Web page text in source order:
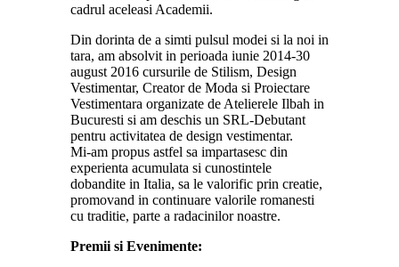
cadrul aceleasi Academii.
Din dorinta de a simti pulsul modei si la noi in
tara, am absolvit in perioada iunie 2014-30
august 2016 cursurile de Stilism, Design
Vestimentar, Creator de Moda si Proiectare
Vestimentara organizate de Atelierele Ilbah in
Bucuresti si am deschis un SRL-Debutant
pentru activitatea de design vestimentar.
Mi-am propus astfel sa impartasesc din
experienta acumulata si cunostintele
dobandite in Italia, sa le valorific prin creatie,
promovand in continuare valorile romanesti
cu traditie, parte a radacinilor noastre.
Premii si Evenimente: